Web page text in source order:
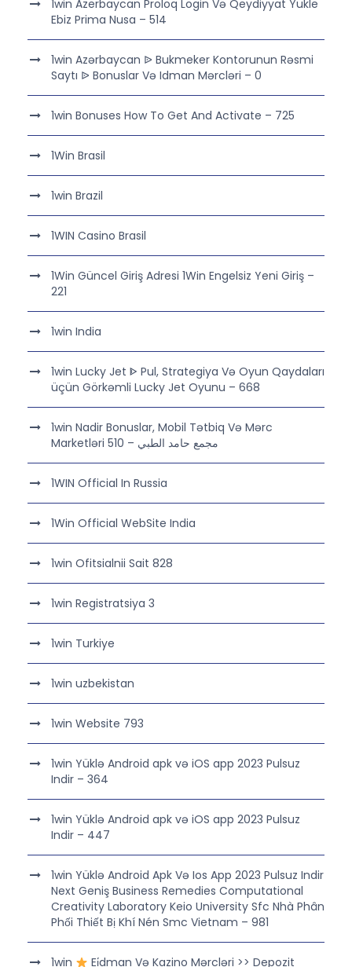
1win Azerbaycan Proloq Login Və Qeydiyyat Yukle
Ebiz Prima Nusa – 514
1win Azərbaycan ᐉ Bukmeker Kontorunun Rəsmi
Saytı ᐉ Bonuslar Və Idman Mərcləri – 0
1win Bonuses How To Get And Activate – 725
1Win Brasil
1win Brazil
1WIN Casino Brasil
1Win Güncel Giriş Adresi 1Win Engelsiz Yeni Giriş –
221
1win India
1win Lucky Jet ᐈ Pul, Strategiya Və Oyun Qaydaları
üçün Görkəmli Lucky Jet Oyunu – 668
1win Nadir Bonuslar, Mobil Tətbiq Və Mərc
Marketləri مجمع حامد الطبي – 510
1WIN Official In Russia
1Win Official WebSite India
1win Ofitsialnii Sait 828
1win Registratsiya 3
1win Turkiye
1win uzbekistan
1win Website 793
1win Yüklə Android apk və iOS app 2023 Pulsuz
Indir – 364
1win Yüklə Android apk və iOS app 2023 Pulsuz
Indir – 447
1win Yüklə Android Apk Və Ios App 2023 Pulsuz Indir
Next Geniş Business Remedies Computational
Creativity Laboratory Keio University Sfc Nhà Phân
Phối Thiết Bị Khí Nén Smc Vietnam – 981
1win
Ei̇dman Və Kazino Mərcləri >> Depozit